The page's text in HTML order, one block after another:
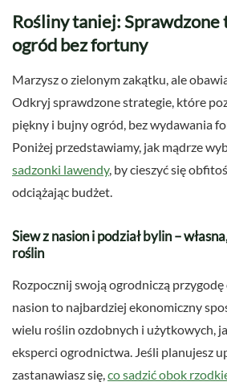
Rośliny taniej:
ogród bez fortuny
Marzysz o zielonym zakątku, ale
Odkryj sprawdzone strategie, które
piękny i bujny ogród, bez wydawania
Poniżej przedstawiamy, jak mądrze
sadzonki lawendy, by cieszyć się
odciążając budżet.
Siew z nasion i podział bylin –
roślin
Rozpocznij swoją ogrodniczą
nasion to najbardziej ekonomiczny
wielu roślin ozdobnych i użytkowych,
eksperci ogrodnictwa. Jeśli planujesz
zastanawiasz się, co sadzić obok